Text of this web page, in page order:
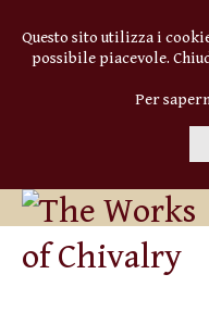
Questo sito utilizza i
possibile piacevole.
Per